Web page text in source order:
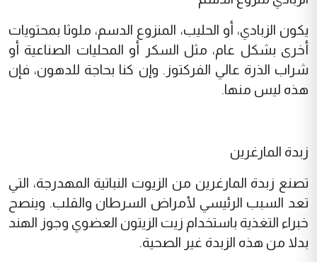
يكون الزبادي، أو الحليب، المنزوع الدسم، ملوثا بمحتويات
أخرى بشكل عام، مثل السكر أو المحليات الصناعية أو
شراب الذرة عالي الفركتوز. وإن كنا بحاجة للدهون، فإن
هذه ليس منها.
زبدة المارغرين
تصنع زبدة المارغرين من الزيوت النباتية المهدرجة، التي
تعد السبب الرئيسي لأمراض السرطان والقلب. وينصح
خبراء التغذية باستخدام زيت الزيتون العضوي وجوز الهند
بدلا من هذه الزبدة غير الصحية.